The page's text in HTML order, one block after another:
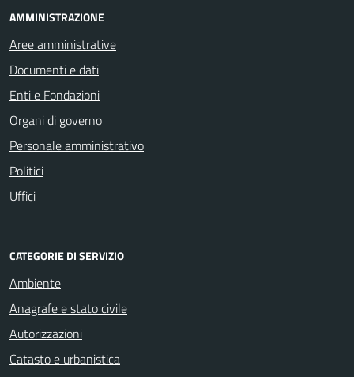
AMMINISTRAZIONE
Aree amministrative
Documenti e dati
Enti e Fondazioni
Organi di governo
Personale amministrativo
Politici
Uffici
CATEGORIE DI SERVIZIO
Ambiente
Anagrafe e stato civile
Autorizzazioni
Catasto e urbanistica